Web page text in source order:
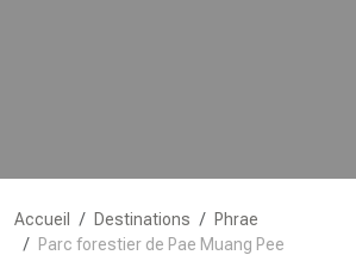
Accueil Destinations
Phrae
Parc forestier de Pae Muang Pee